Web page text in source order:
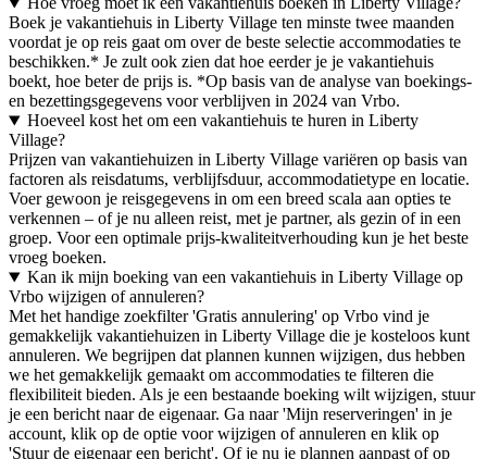
Boek je vakantiehuis in Liberty Village ten minste twee maanden
voordat je op reis gaat om over de beste selectie accommodaties te
beschikken.* Je zult ook zien dat hoe eerder je je vakantiehuis
boekt, hoe beter de prijs is. *Op basis van de analyse van boekings-
en bezettingsgegevens voor verblijven in 2024 van Vrbo.
Hoeveel kost het om een vakantiehuis te huren in Liberty
Village?
Prijzen van vakantiehuizen in Liberty Village variëren op basis van
factoren als reisdatums, verblijfsduur, accommodatietype en locatie.
Voer gewoon je reisgegevens in om een breed scala aan opties te
verkennen – of je nu alleen reist, met je partner, als gezin of in een
groep. Voor een optimale prijs-kwaliteitverhouding kun je het beste
vroeg boeken.
Kan ik mijn boeking van een vakantiehuis in Liberty Village op
Vrbo wijzigen of annuleren?
Met het handige zoekfilter 'Gratis annulering' op Vrbo vind je
gemakkelijk vakantiehuizen in Liberty Village die je kosteloos kunt
annuleren. We begrijpen dat plannen kunnen wijzigen, dus hebben
we het gemakkelijk gemaakt om accommodaties te filteren die
flexibiliteit bieden. Als je een bestaande boeking wilt wijzigen, stuur
je een bericht naar de eigenaar. Ga naar 'Mijn reserveringen' in je
account, klik op de optie voor wijzigen of annuleren en klik op
'Stuur de eigenaar een bericht'. Of je nu je plannen aanpast of op